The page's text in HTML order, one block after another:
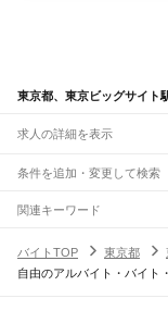
東京都、東京ビッグサイト
求人の詳細を表示
条件を追加・変更して検索
市区町村を追加・変更
東京都すべて
東京23区 すべて
駅を追加・変更
職種を追加・変更
関連キーワード
バイトTOP
東京都
自由のアルバイト・バイト